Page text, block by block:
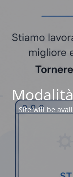
Site will be